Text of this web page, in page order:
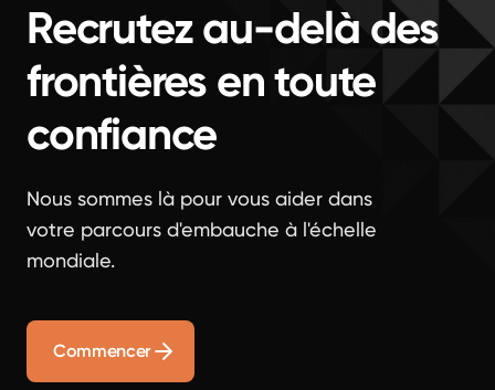
Recrutez au-delà des
frontières en toute
confiance
Nous sommes là pour vous aider dans
votre parcours d'embauche à l'échelle
mondiale.
Commencer